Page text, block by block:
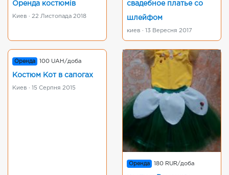
Оренда костюмів
Киев · 22 Листопада 2018
свадебное платье со
шлейфом
киев · 13 Вересня 2017
Оренда 100 UAH/доба
Костюм Кот в сапогах
Киев · 15 Серпня 2015
Оренда 180 RUR/доба